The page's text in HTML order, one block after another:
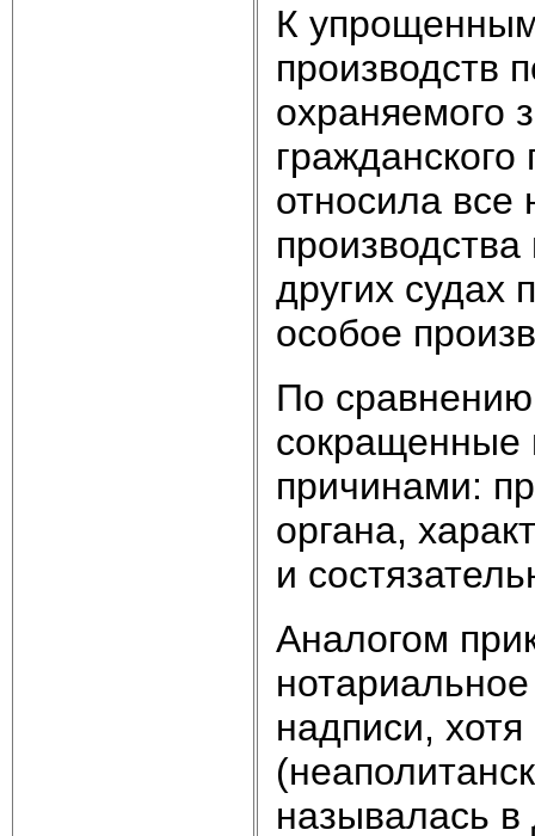
К
производств
охраняемого
гражданского
относила все
других судах
особое
По
сокращенные
причинами:
органа,
и
Аналогом
надписи,
называлась